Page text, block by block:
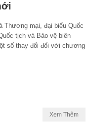
Thương mại, đại biểu Quốc
tịch và Bảo vệ biên
số thay đổi đối với chương
Xem Thêm